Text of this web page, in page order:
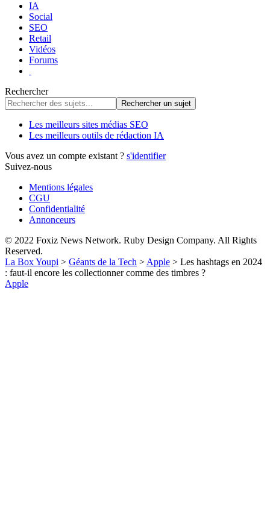
IA
Social
SEO
Retail
Vidéos
Forums
Rechercher
Les meilleurs sites médias SEO
Les meilleurs outils de rédaction IA
Vous avez un compte existant ? s'identifier
Suivez-nous
Mentions légales
CGU
Confidentialité
Annonceurs
© 2022 Foxiz News Network. Ruby Design Company. All Rights
Reserved.
La Box Youpi > Géants de la Tech > Apple > Les hashtags en 2024
: faut-il encore les collectionner comme des timbres ?
Apple